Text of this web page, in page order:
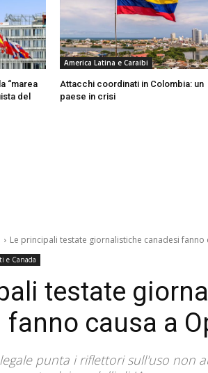
“marea
del
America Latina e Caraibi
Attacchi coordinati in Colombia: un
paese in crisi